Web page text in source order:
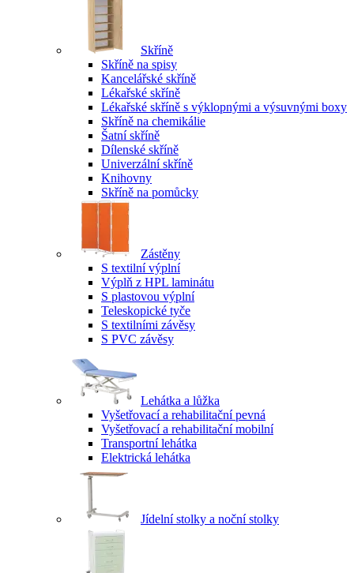
Skříně
Skříně na spisy
Kancelářské skříně
Lékařské skříně
Lékařské skříně s výklopnými a výsuvnými boxy
Skříně na chemikálie
Šatní skříně
Dílenské skříně
Univerzální skříně
Knihovny
Skříně na pomůcky
Zástěny
S textilní výplní
Výplň z HPL laminátu
S plastovou výplní
Teleskopické tyče
S textilními závěsy
S PVC závěsy
Lehátka a lůžka
Vyšetřovací a rehabilitační pevná
Vyšetřovací a rehabilitační mobilní
Transportní lehátka
Elektrická lehátka
Jídelní stolky a noční stolky